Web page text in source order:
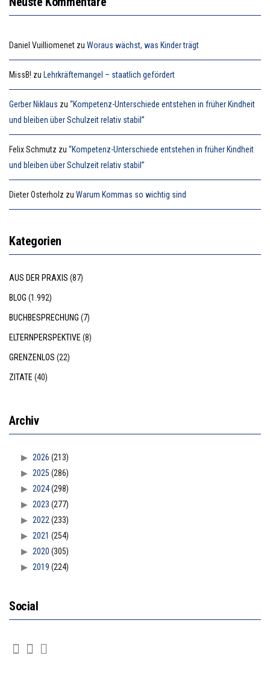
Daniel Vuilliomenet zu Woraus wächst, was Kinder trägt
MissB! zu Lehrkräftemangel – staatlich gefördert
Gerber Niklaus zu “Kompetenz-Unterschiede entstehen in früher Kindheit
und bleiben über Schulzeit relativ stabil”
Felix Schmutz zu “Kompetenz-Unterschiede entstehen in früher Kindheit
und bleiben über Schulzeit relativ stabil”
Dieter Osterholz zu Warum Kommas so wichtig sind
Kategorien
AUS DER PRAXIS (87)
BLOG (1.992)
BUCHBESPRECHUNG (7)
ELTERNPERSPEKTIVE(8)
GRENZENLOS (22)
ZITATE(40)
Archiv
2026 (213)
2025 (286)
2024(298)
2023 (277)
2022(233)
2021 (254)
2020 (305)
2019 (224)
Social